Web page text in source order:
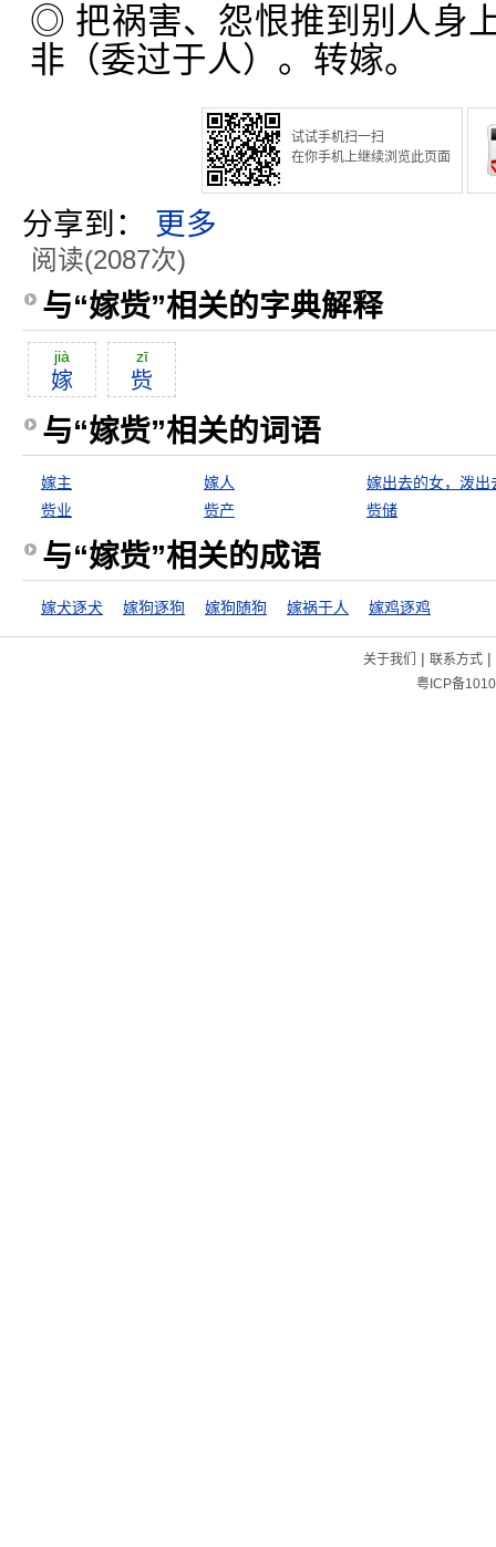
◎ 把祸害、怨恨推到别人身
非（委过于人）。转嫁。
试试手机扫一扫
在你手机上继续浏览此页面
分享到： 更多
阅读(2087次)
与“嫁赀”相关的字典解释
jià
嫁
zī
赀
与“嫁赀”相关的词语
嫁主
嫁人
赀业
赀产 赀储
与“嫁赀”相关的成语
嫁犬逐犬 嫁狗逐狗 嫁狗随狗 嫁祸于人 嫁鸡逐鸡
关于我们 | 联系方式|
粤ICP备